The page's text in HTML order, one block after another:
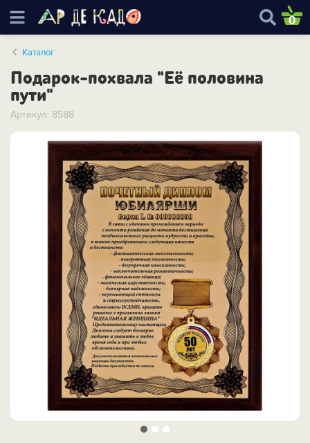
0
Каталог
Подарок-похвала "Её половина
пути"
Артикул: 8588